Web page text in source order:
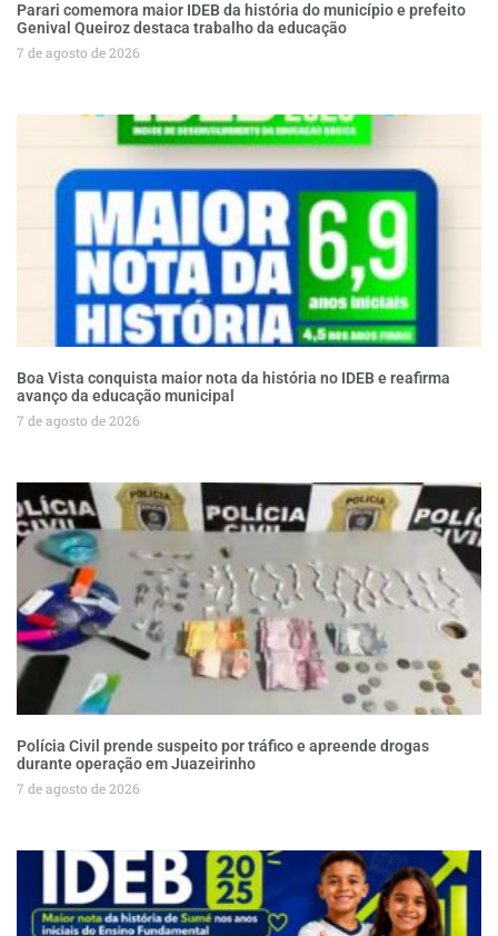
Parari comemora maior IDEB da história do município e prefeito
Genival Queiroz destaca trabalho da educação
7 de agosto de 2026
Boa Vista conquista maior nota da história no IDEB e reafirma
avanço da educação municipal
7 de agosto de 2026
Polícia Civil prende suspeito por tráfico e apreende drogas
durante operação em Juazeirinho
7 de agosto de 2026